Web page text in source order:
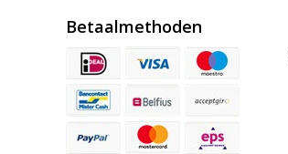
Betaalmethoden